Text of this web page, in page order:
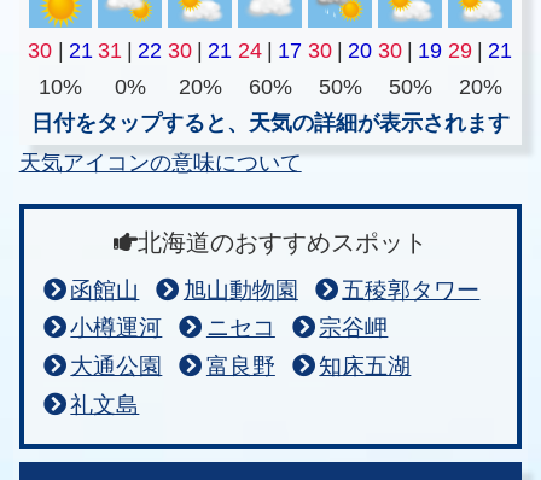
30 | 21 31 | 22 30 | 21 24 | 17 30 | 20 30 | 19 29 | 21
10%
0% 20% 60% 50% 50%
20%
日付をタップすると、天気の詳細が表示されます
天気アイコンの意味について
北海道のおすすめスポット
函館山 旭山動物園
五稜郭タワー
小樽運河
ニセコ
宗谷岬
大通公園
富良野
知床五湖
礼文島